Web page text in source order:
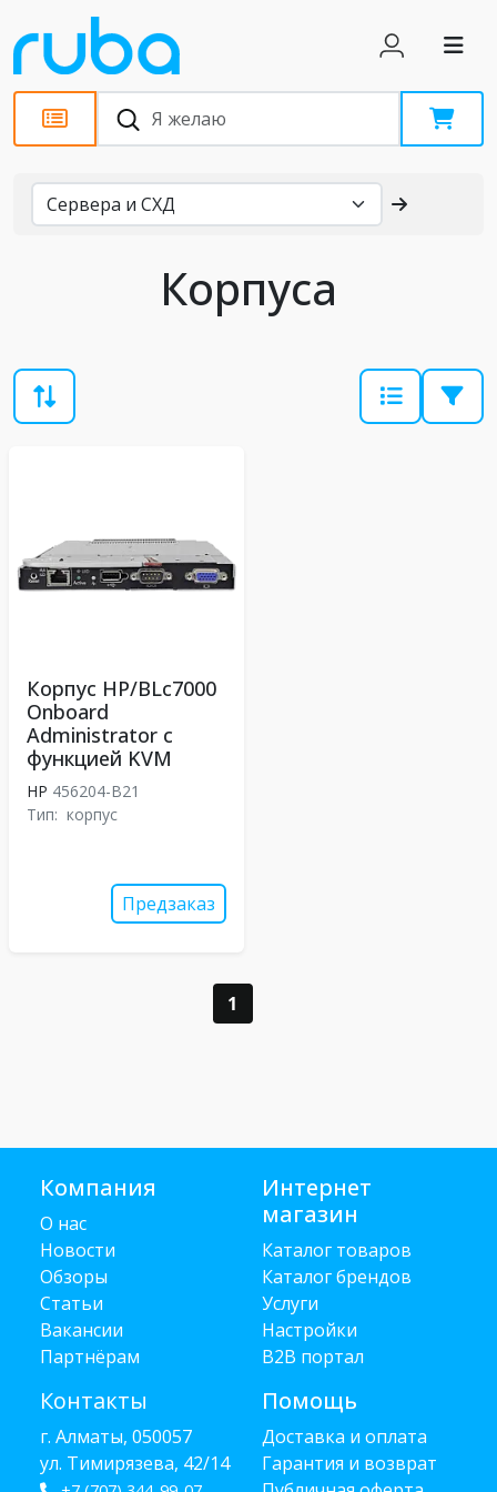
Каталог
Корпуса
Корпус HP/BLc7000
Onboard
Administrator с
функцией KVM
HP 456204-B21
Тип: корпус
Предзаказ
1
Компания
О нас
Новости
Обзоры
Статьи
Вакансии
Партнёрам
Контакты
г. Алматы, 050057
ул. Тимирязева, 42/14
Интернет
магазин
Каталог товаров
Каталог брендов
Услуги
Настройки
B2B портал
Помощь
Доставка и оплата
Гарантия и возврат